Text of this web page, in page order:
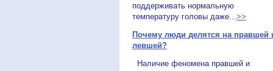
поддерживать нормальную
температуру головы даже...>>
Почему люди делятся на правшей
левшей?
Наличие феномена правшей и